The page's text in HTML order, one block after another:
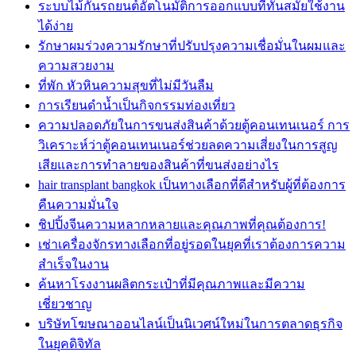
ระบบไม้กั้นรถยนต์อัตโนมัติการออกแบบที่ทันสมัยใช้งาน
ได้ง่าย
รักษาผมร่วงความรักษาที่ปรับปรุงความเชื่อมั่นในผมและ
ความสวยงาม
ที่พัก หัวหินความสุขที่ไม่มีวันลืม
การเรียนดำน้ำเป็นกิจกรรมท่องเที่ยว
ความปลอดภัยในการขนส่งสินค้าด้วยตู้คอนเทนเนอร์ การ
วิเคราะห์ว่าตู้คอนเทนเนอร์ช่วยลดความเสี่ยงในการสูญ
เสียและการทำลายของสินค้าที่ขนส่งอย่างไร
hair transplant bangkok เป็นทางเลือกที่ดีสำหรับผู้ที่ต้องการ
คืนความมั่นใจ
ชิปปิ้งจีนความหลากหลายและคุณภาพที่คุณต้องการ!
เช่าเครื่องจักรทางเลือกที่อยู่รอดในยุคที่เราต้องการความ
สำเร็จในงาน
ค้นหาโรงงานผลิตกระเป๋าที่มีคุณภาพและมีความ
เชี่ยวชาญ
บริษัทโฆษณาออนไลน์เป็นนิเวศน์ใหม่ในการตลาดธุรกิจ
ในยุคดิจิทัล